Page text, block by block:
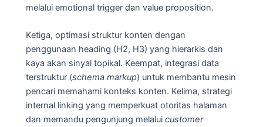
melalui emotional trigger dan value proposition.
Ketiga, optimasi struktur konten dengan
penggunaan heading (H2, H3) yang hierarkis dan
kaya akan sinyal topikal. Keempat, integrasi data
terstruktur (schema markup) untuk membantu mesin
pencari memahami konteks konten. Kelima, strategi
internal linking yang memperkuat otoritas halaman
dan memandu pengunjung melalui customer